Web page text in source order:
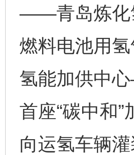
——青岛炼化
燃料电池用
氢能加供中
首座“碳中和
向运氢车辆灌